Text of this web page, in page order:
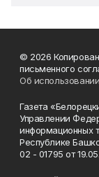
© 2026
письменного
Об
Газета
Управлении
информационных
Республике
02 - 01795 от